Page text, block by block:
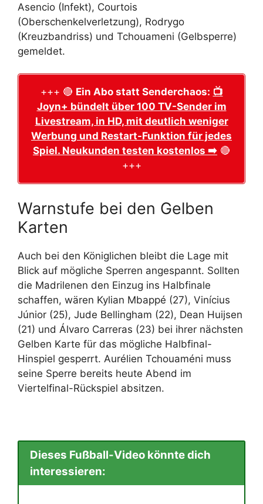
Asencio (Infekt), Courtois
(Oberschenkelverletzung), Rodrygo
(Kreuzbandriss) und Tchouameni (Gelbsperre)
gemeldet.
+++ 🔴 Ein Abo statt Senderchaos: 📺
Joyn+ bündelt über 100 TV-Sender im
Livestream, in HD, mit deutlich weniger
Werbung und Restart-Funktion für jedes
Spiel. Neukunden testen kostenlos ➡️ 🔴
+++
Warnstufe bei den Gelben
Karten
Auch bei den Königlichen bleibt die Lage mit
Blick auf mögliche Sperren angespannt. Sollten
die Madrilenen den Einzug ins Halbfinale
schaffen, wären Kylian Mbappé (27), Vinícius
Júnior (25), Jude Bellingham (22), Dean Huijsen
(21) und Álvaro Carreras (23) bei ihrer nächsten
Gelben Karte für das mögliche Halbfinal-
Hinspiel gesperrt. Aurélien Tchouaméni muss
seine Sperre bereits heute Abend im
Viertelfinal-Rückspiel absitzen.
Dieses Fußball-Video könnte dich
interessieren: